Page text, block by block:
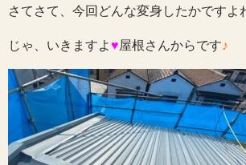
さてさて、今回どんな変身したかですよ
じゃ、いきますよ♥屋根さんからです♪